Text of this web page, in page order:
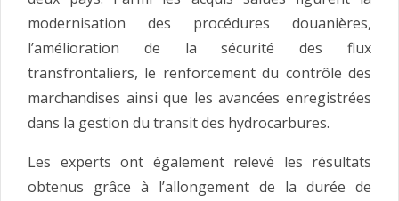
modernisation des procédures douanières,
l’amélioration de la sécurité des flux
transfrontaliers, le renforcement du contrôle des
marchandises ainsi que les avancées enregistrées
dans la gestion du transit des hydrocarbures.
Les experts ont également relevé les résultats
obtenus grâce à l’allongement de la durée de